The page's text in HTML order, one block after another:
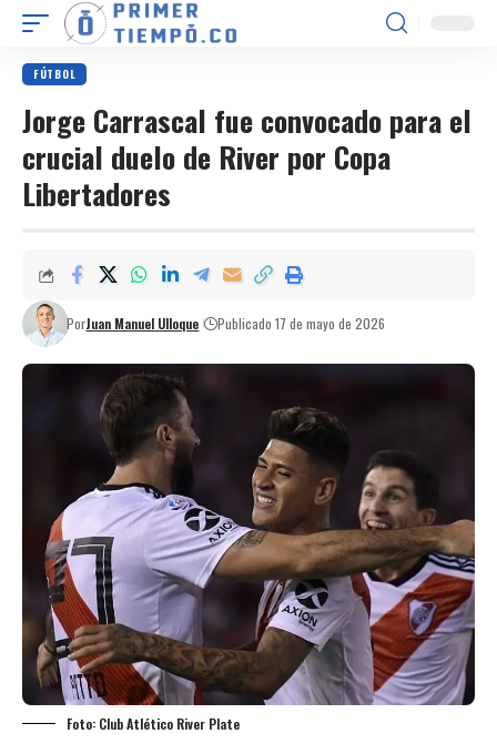
FÚTBOL
Jorge Carrascal fue convocado para el
crucial duelo de River por Copa
Libertadores
PorJuan Manuel Ulloque Publicado 17 de mayo de 2026
Foto: Club Atlético River Plate